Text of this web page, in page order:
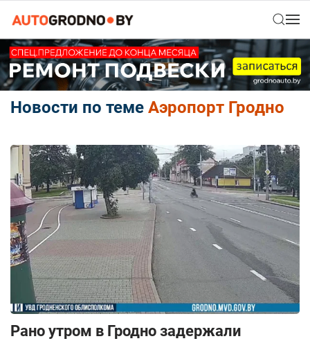
Новости по теме Аэропорт Гродно
Рано утром в Гродно задержали